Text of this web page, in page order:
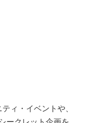
ィ・イベントや、